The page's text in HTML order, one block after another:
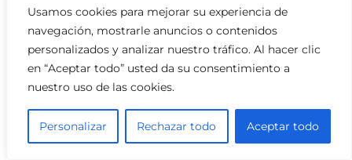
Usamos cookies para mejorar su experiencia de
navegación, mostrarle anuncios o contenidos
personalizados y analizar nuestro tráfico. Al hacer clic
en “Aceptar todo” usted da su consentimiento a
nuestro uso de las cookies.
Personalizar Rechazar todo Aceptar todo
Licorerías en Hattiesburg